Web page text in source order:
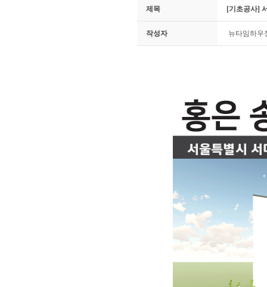
제목 [기초공사]
작성자 뉴타임하우